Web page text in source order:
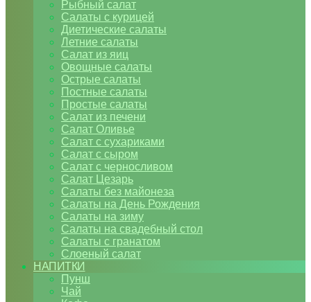
Рыбный салат
Салаты с курицей
Диетические салаты
Летние салаты
Салат из яиц
Овощные салаты
Острые салаты
Постные салаты
Простые салаты
Салат из печени
Салат Оливье
Салат с сухариками
Салат с сыром
Салат с черносливом
Салат Цезарь
Салаты без майонеза
Салаты на День Рождения
Салаты на зиму
Салаты на свадебный стол
Салаты с гранатом
Слоеный салат
НАПИТКИ
Пунш
Чай